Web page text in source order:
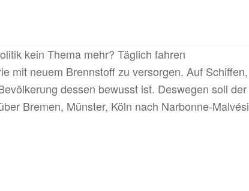
kein Thema mehr? Täglich fahren
mit neuem Brennstoff zu versorgen. Auf Schiffen,
dessen bewusst ist. Deswegen soll der
Bremen, Münster, Köln nach Narbonne-Malvési